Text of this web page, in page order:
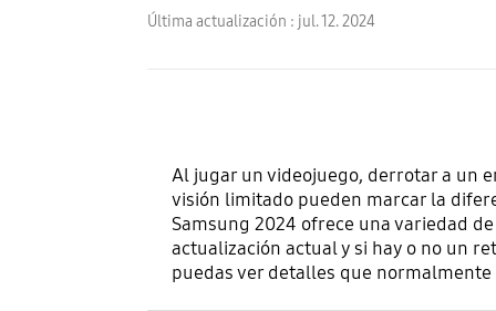
Última actualización : jul. 12. 2024
Al jugar un videojuego, derrotar a un
visión limitado pueden marcar la
Samsung 2024 ofrece una variedad
actualización actual y si hay o no un
puedas ver detalles que normalmente